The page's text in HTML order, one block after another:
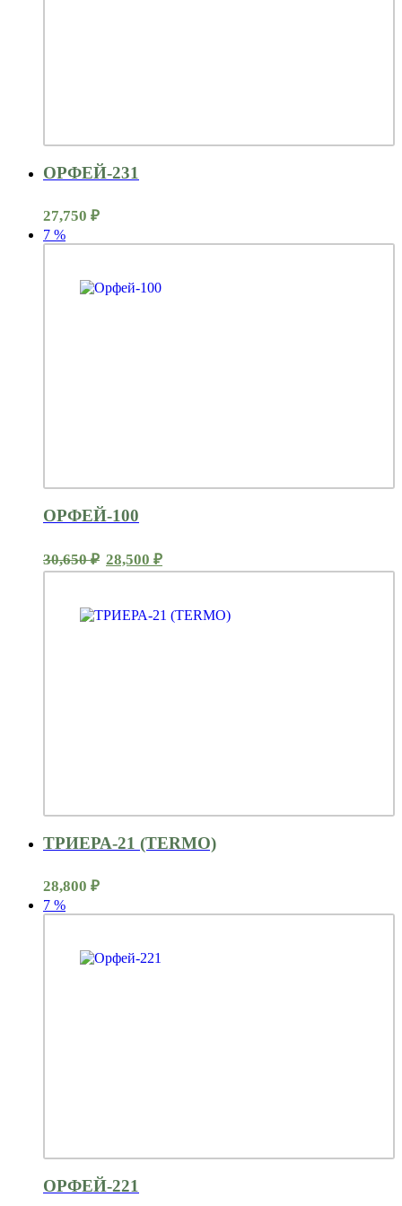
ОРФЕЙ-231
27,750 ₽
7 %
ОРФЕЙ-100
30,650₽ Первоначальная
составляла
28,500 ₽Текущая
28,500 ₽.
ТРИЕРА-21 (TERMO)
28,800 ₽
7 %
ОРФЕЙ-221